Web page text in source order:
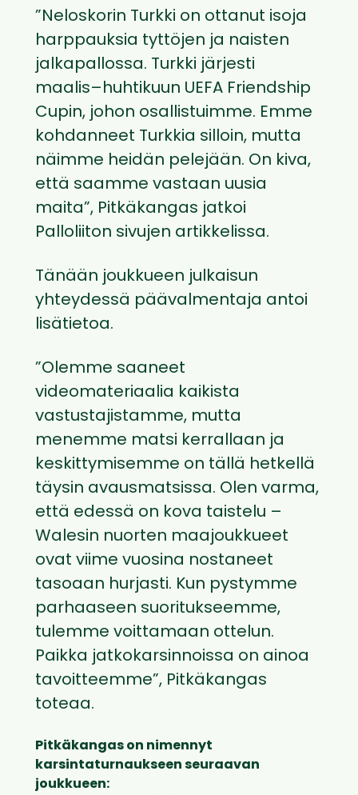
”Neloskorin Turkki on ottanut isoja
harppauksia tyttöjen ja naisten
jalkapallossa. Turkki järjesti
maalis–huhtikuun UEFA Friendship
Cupin, johon osallistuimme. Emme
kohdanneet Turkkia silloin, mutta
näimme heidän pelejään. On kiva,
että saamme vastaan uusia
maita”, Pitkäkangas jatkoi
Palloliiton sivujen artikkelissa.
Tänään joukkueen julkaisun
yhteydessä päävalmentaja antoi
lisätietoa.
”Olemme saaneet
videomateriaalia kaikista
vastustajistamme, mutta
menemme matsi kerrallaan ja
keskittymisemme on tällä hetkellä
täysin avausmatsissa. Olen varma,
että edessä on kova taistelu –
Walesin nuorten maajoukkueet
ovat viime vuosina nostaneet
tasoaan hurjasti. Kun pystymme
parhaaseen suoritukseemme,
tulemme voittamaan ottelun.
Paikka jatkokarsinnoissa on ainoa
tavoitteemme”, Pitkäkangas
toteaa.
Pitkäkangas on nimennyt
karsintaturnaukseen seuraavan
joukkueen: